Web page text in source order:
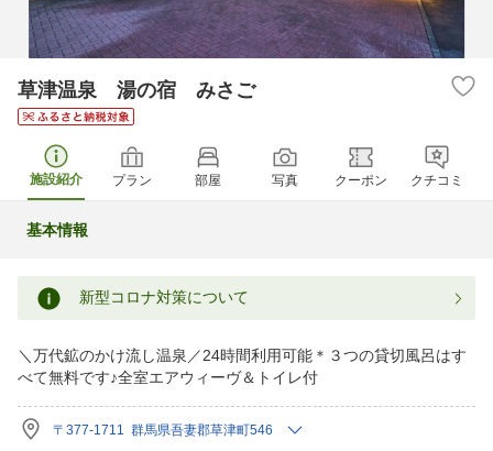
草津温泉 湯の宿 みさご
施設紹介 プラン 部屋 写真 クーポン クチコミ
基本情報
新型コロナ対策について
＼万代鉱のかけ流し温泉／24時間利用可能＊３つの貸切風呂はす
べて無料です♪全室エアウィーヴ＆トイレ付
〒377-1711 群馬県吾妻郡草津町546